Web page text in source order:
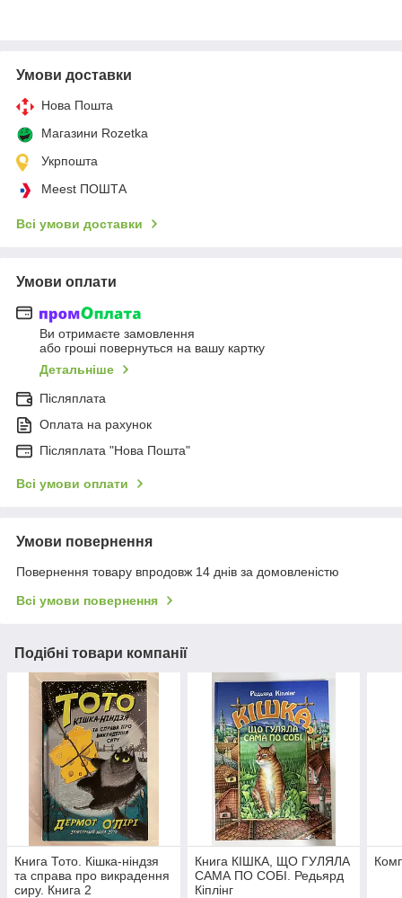
Умови доставки
Нова Пошта
Магазини Rozetka
Укрпошта
Meest ПОШТА
Всі умови доставки
Умови оплати
Ви отримаєте замовлення
або гроші повернуться на вашу картку
Детальніше
Післяплата
Оплата на рахунок
Післяплата "Нова Пошта"
Всі умови оплати
Умови повернення
Повернення товару впродовж 14 днів за домовленістю
Всі умови повернення
Подібні товари компанії
Книга Тото. Кішка-ніндзя
та справа про викрадення
сиру. Книга 2
Книга КІШКА, ЩО ГУЛЯЛА
САМА ПО СОБІ. Редьярд
Кіплінг